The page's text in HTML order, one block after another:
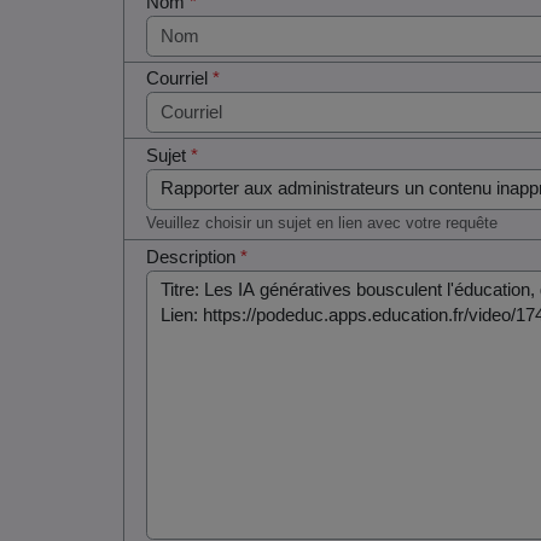
Courriel*
Sujet*
Veuillez choisir un sujet en lien avec votre requête
Description*